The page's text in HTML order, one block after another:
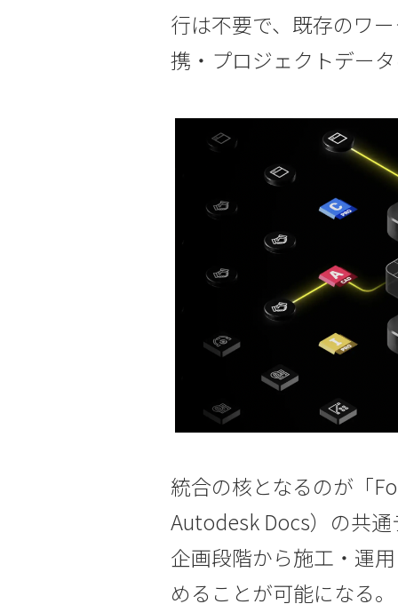
行は不要で、既存のワ
携・プロジェクトデー
統合の核となるのが「
Autodesk Docs）の共
企画段階から施工・運
めることが可能になる。